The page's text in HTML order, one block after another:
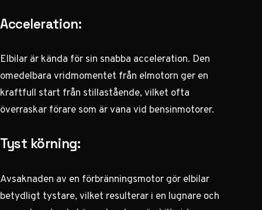
Acceleration:
Elbilar är kända för sin snabba acceleration. Den
omedelbara vridmomentet från elmotorn ger en
kraftfull start från stillastående, vilket ofta
överraskar förare som är vana vid bensinmotorer.
Tyst körning:
Avsaknaden av en förbränningsmotor gör elbilar
betydligt tystare, vilket resulterar i en lugnare och